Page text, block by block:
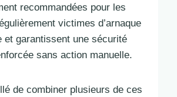
recommandées pour les
victimes d’arnaque
et garantissent une sécurité
sans action manuelle.
de combiner plusieurs de ces